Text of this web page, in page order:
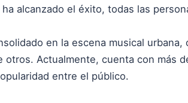
alcanzado el éxito, todas las
en la escena musical
otros. Actualmente, cuenta con más
entre el público.